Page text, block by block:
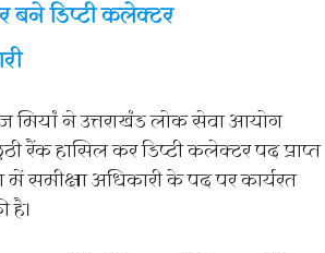
बने डिप्टी कलेक्टर
मियां ने उत्तराखंड लोक सेवा आयोग
रैंक हासिल कर डिप्टी कलेक्टर पद प्राप्त
समीक्षा अधिकारी के पद पर कार्यरत
है।